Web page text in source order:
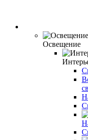
Освещение